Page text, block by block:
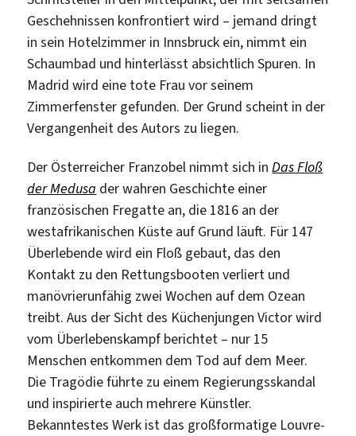
Geschehnissen konfrontiert wird – jemand dringt
in sein Hotelzimmer in Innsbruck ein, nimmt ein
Schaumbad und hinterlässt absichtlich Spuren. In
Madrid wird eine tote Frau vor seinem
Zimmerfenster gefunden. Der Grund scheint in der
Vergangenheit des Autors zu liegen.
Der Österreicher Franzobel nimmt sich inDas Floß
der Medusa der wahren Geschichte einer
französischen Fregatte an, die 1816 an der
westafrikanischen Küste auf Grund läuft. Für 147
Überlebende wird ein Floß gebaut, das den
Kontakt zu den Rettungsbooten verliert und
manövrierunfähig zwei Wochen auf dem Ozean
treibt. Aus der Sicht des Küchenjungen Victor wird
vom Überlebenskampf berichtet – nur 15
Menschen entkommen dem Tod auf dem Meer.
Die Tragödie führte zu einem Regierungsskandal
und inspirierte auch mehrere Künstler.
Bekanntestes Werk ist das großformatige Louvre-